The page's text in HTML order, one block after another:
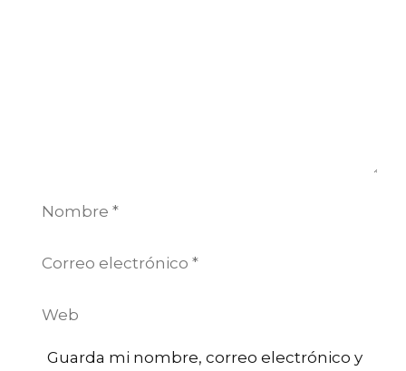
Nombre
Guarda mi nombre, correo electrónico y